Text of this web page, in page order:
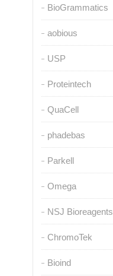
BioGrammatics
aobious
USP
Proteintech
QuaCell
phadebas
Parkell
Omega
NSJ Bioreagents
ChromoTek
Bioind